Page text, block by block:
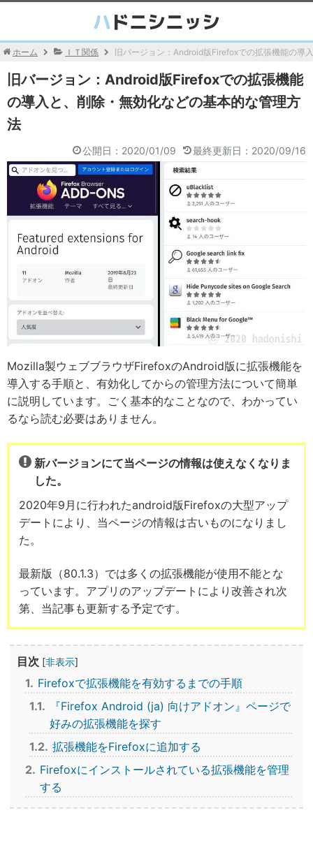
ホーム ＩＴ関係 旧バージョン：Android版Firefoxでの拡張機能の導
旧バージョン：Android版Firefoxでの拡張機能
の導入と、削除・無効化などの基本的な管理方
法
公開日：2020/01/09 最終更新日：2020/09/16
Mozilla製ウェブブラウザFirefoxのAndroid版に拡張機能を
導入する手順と、有効化してからの管理方法について簡単
に説明しています。ごく基本的なことなので、わかってい
るなら読む必要はありません。
新バージョンにて当ページの情報は使えなくなりま
した。
2020年9月に行われたandroid版Firefoxの大型アップ
デートにより、当ページの情報は古いものになりまし
た。
最新版（80.1.3）では多くの拡張機能が使用不能とな
っています。アプリのアップデートにより改善され次
第、当記事も更新する予定です。
目次 [非表示]
1
Firefoxで拡張機能を有効するまでの手順
1.1
『Firefox Android (ja) 向けアドオン』ページで
好みの拡張機能を探す
1.2 拡張機能をFirefoxに追加する
2 Firefoxにインストールされている拡張機能を管理
する